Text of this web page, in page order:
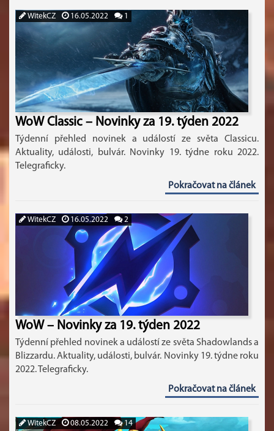
WitekCZ 16.05.2022 1
WoW Classic – Novinky za 19. týden 2022
Týdenní přehled novinek a událostí ze světa Classicu.
Aktuality, události, bulvár. Novinky 19. týdne roku 2022.
Telegraficky.
Pokračovat na článek
WitekCZ 16.05.2022 2
WoW – Novinky za 19. týden 2022
Týdenní přehled novinek a událostí ze světa Shadowlands a
Blizzardu. Aktuality, události, bulvár. Novinky 19. týdne roku
2022. Telegraficky.
Pokračovat na článek
WitekCZ 08.05.2022 14